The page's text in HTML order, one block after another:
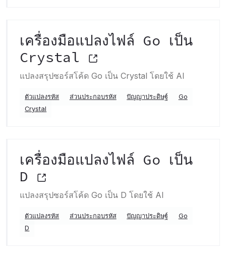
เครื่องมือแปลงไฟล์ Go เป็น
Crystal
แปลงสรุปซอร์สโค้ด Go เป็น Crystal โดยใช้ AI
ตัวแปลงรหัส ส่วนประกอบรหัส ปัญญาประดิษฐ์
Go
Crystal
เครื่องมือแปลงไฟล์ Go เป็น
D
แปลงสรุปซอร์สโค้ด Go เป็น D โดยใช้ AI
ตัวแปลงรหัส ส่วนประกอบรหัส ปัญญาประดิษฐ์
Go
D